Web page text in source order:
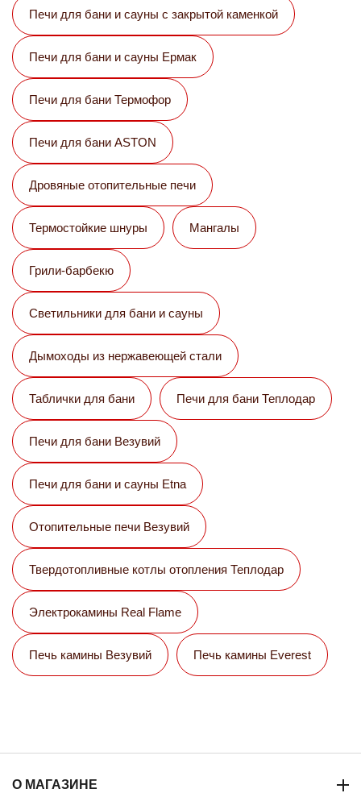
Печи для бани и сауны с закрытой каменкой
Печи для бани и сауны Eрмак
Печи для бани Термофор
Печи для бани ASTON
Дровяные отопительные печи
Термостойкие шнуры Мангалы
Грили-барбекю
Светильники для бани и сауны
Дымоходы из нержавеющей стали
Таблички для бани Печи для бани Теплодар
Печи для бани Везувий
Печи для бани и сауны Etna
Отопительные печи Везувий
Твердотопливные котлы отопления Теплодар
Электрокамины Real Flame
Печь камины Везувий Печь камины Everest
О МАГАЗИНЕ